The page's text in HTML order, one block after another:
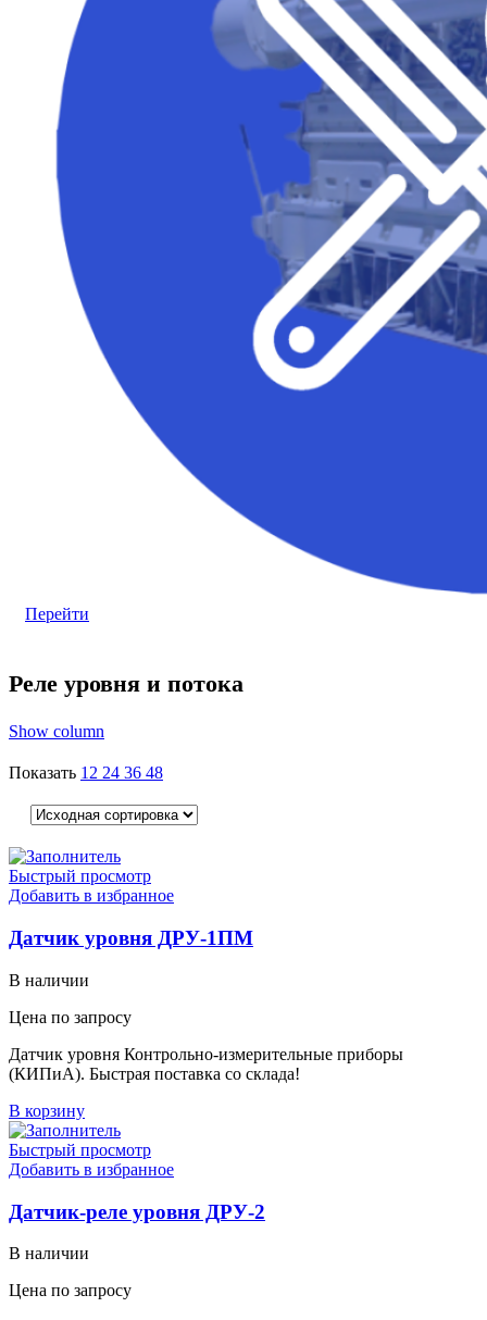
Перейти
Реле уровня и потока
Show column
Показать 12 24 36 48
Быстрый просмотр
Добавить в избранное
Датчик уровня ДРУ-1ПМ
В наличии
Цена по запросу
Датчик уровня Контрольно-измерительные приборы
(КИПиА). Быстрая поставка со склада!
В корзину
Быстрый просмотр
Добавить в избранное
Датчик-реле уровня ДРУ-2
В наличии
Цена по запросу